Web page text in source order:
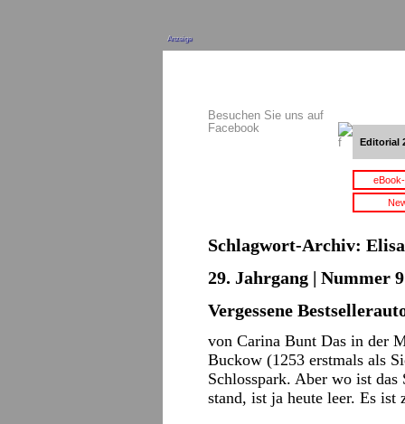
Anzeige
Besuchen Sie uns auf
Facebook
Editorial
Schlagwort-Archiv:
29. Jahrgang | Nummer
Vergessene
von Carina Bunt Das in der
Buckow (1253 erstmals als
Schlosspark. Aber wo ist das
stand, ist ja heute leer. Es